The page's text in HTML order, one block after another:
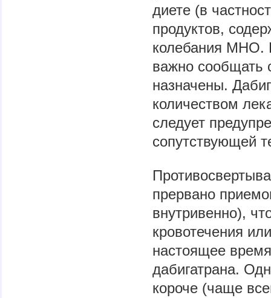
диете (в
продуктов,
колебания МНО.
важно сообщать
назначены.
количеством
следует
сопутствующей
прервано
внутривенно),
кровотечения
настоящее
дабигатрана.
короче (чаще